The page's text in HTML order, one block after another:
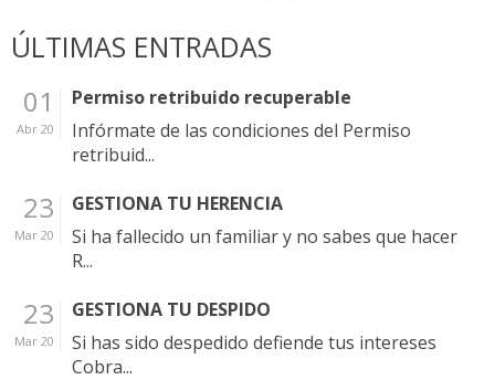
ÚLTIMAS ENTRADAS
01
Abr 20
Permiso retribuido recuperable
Infórmate de las condiciones del Permiso
retribuid...
23
Mar 20
GESTIONA TU HERENCIA
Si ha fallecido un familiar y no sabes que hacer
R...
23
Mar 20
GESTIONA TU DESPIDO
Si has sido despedido defiende tus intereses
Cobra...